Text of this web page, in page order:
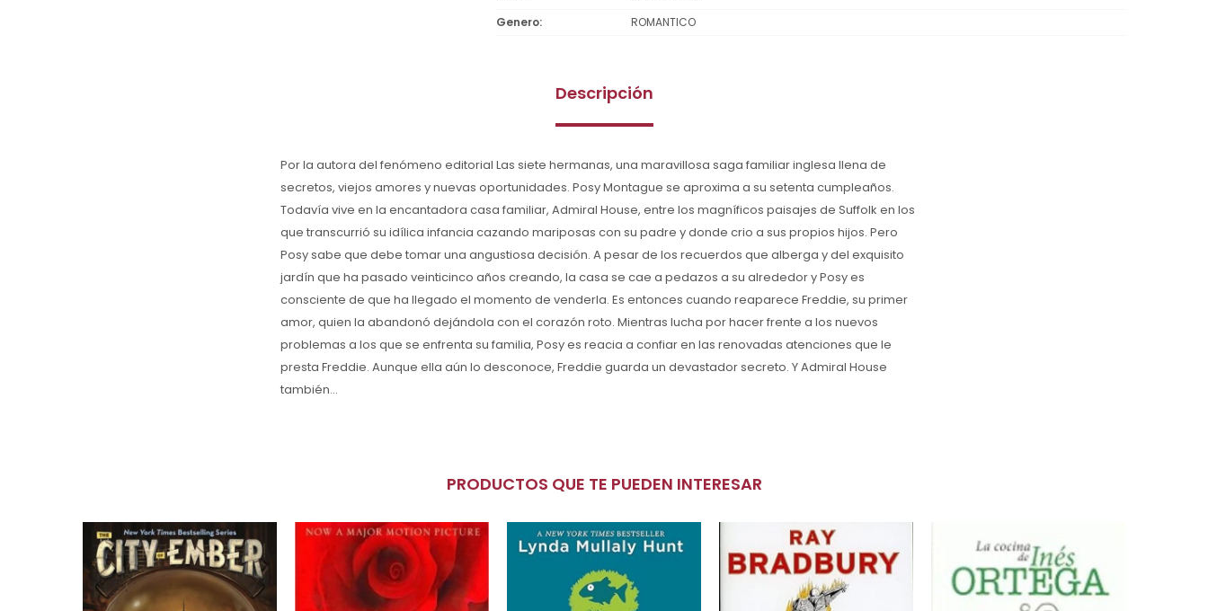
Genero
ROMANTICO
Descripción
Por la autora del fenómeno editorial Las siete hermanas, una maravillosa saga familiar inglesa llena de
secretos, viejos amores y nuevas oportunidades. Posy Montague se aproxima a su setenta cumpleaños.
Todavía vive en la encantadora casa familiar, Admiral House, entre los magníficos paisajes de Suffolk en los
que transcurrió su idílica infancia cazando mariposas con su padre y donde crio a sus propios hijos. Pero
Posy sabe que debe tomar una angustiosa decisión. A pesar de los recuerdos que alberga y del exquisito
jardín que ha pasado veinticinco años creando, la casa se cae a pedazos a su alrededor y Posy es
consciente de que ha llegado el momento de venderla. Es entonces cuando reaparece Freddie, su primer
amor, quien la abandonó dejándola con el corazón roto. Mientras lucha por hacer frente a los nuevos
problemas a los que se enfrenta su familia, Posy es reacia a confiar en las renovadas atenciones que le
presta Freddie. Aunque ella aún lo desconoce, Freddie guarda un devastador secreto. Y Admiral House
también...
PRODUCTOS QUE TE PUEDEN INTERESAR